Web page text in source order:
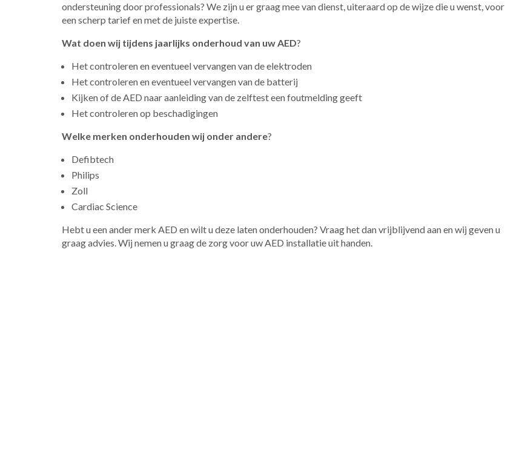
ondersteuning door professionals? We zijn u er graag mee van dienst, uiteraard op de wijze die u wenst, voor
een scherp tarief en met de juiste expertise.
​Wat doen wij tijdens jaarlijks onderhoud van uw AED?
​Het controleren en eventueel vervangen van de elektroden
Het controleren en eventueel vervangen van de batterij
Kijken of de AED naar aanleiding van de zelftest een foutmelding geeft
Het controleren op beschadigingen
Welke merken onderhouden wij onder andere?
​Defibtech
Philips
Zoll
Cardiac Science
​Hebt u een ander merk AED en wilt u deze laten onderhouden? Vraag het dan vrijblijvend aan en wij geven u
graag advies. Wij nemen u graag de zorg voor uw AED installatie uit handen.